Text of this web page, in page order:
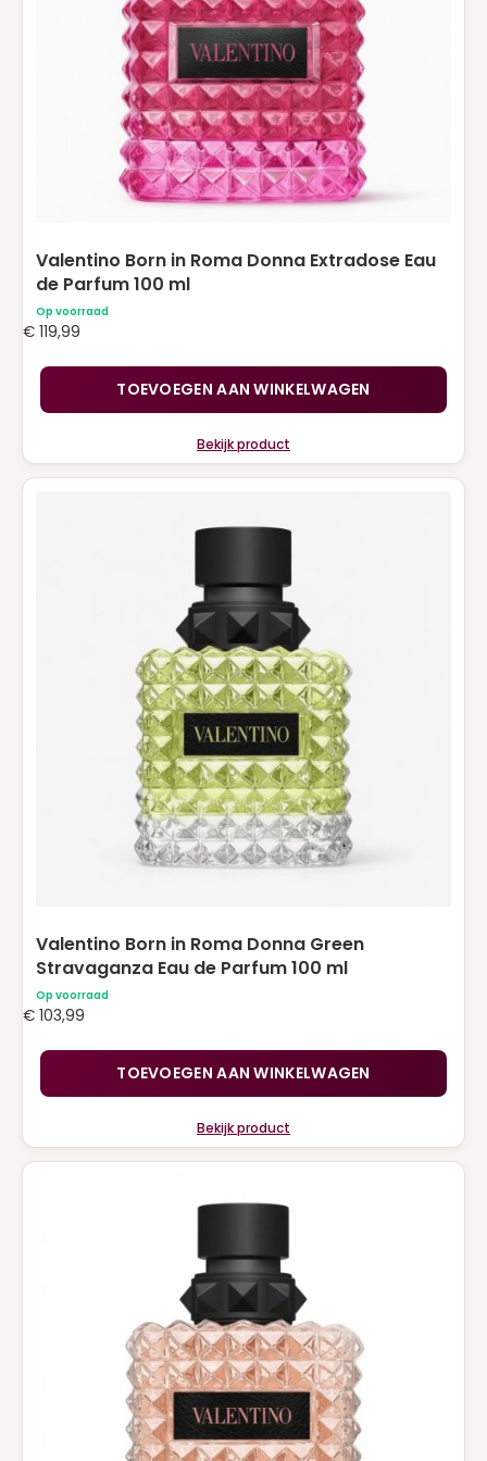
NARCISO RODRIGUEZ(2)
PACO RABANNE(10)
RALPH LAUREN(1)
Roberto Cavalli(1)
VALENTINO(8)
VERSACE(2)
VIKTOR & ROLF
ZADIG & VOLTAIRE(1)
Valentino Born in Roma Donna Extradose Eau
de Parfum 100 ml
Op voorraad
€ 119,99
TOEVOEGEN AAN WINKELWAGEN
Bekijk product
Valentino Born in Roma Donna Green
Stravaganza Eau de Parfum 100 ml
Op voorraad
€ 103,99
TOEVOEGEN AAN WINKELWAGEN
Bekijk product